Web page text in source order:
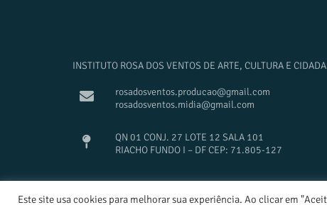
INSTITUTO ROSA DOS VENTOS DE ARTE, CULTURA E
rosadosventos.producao@gmail.com
rosadosventos.midia@gmail.com
QN 01 CONJ. 27 LOTE 12 SALA 101
RIACHO FUNDO I – DF CEP: 71.805-127
Este site usa cookies para melhorar sua experiência. Ao clicar em